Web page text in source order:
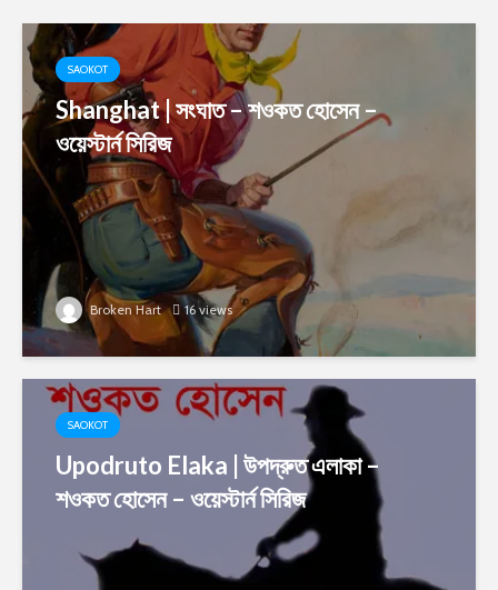
SAOKOT
Shanghat | সংঘাত – শওকত হোসেন –
ওয়েস্টার্ন সিরিজ
Broken Hart 16 views
SAOKOT
Upodruto Elaka | উপদ্রুত এলাকা –
শওকত হোসেন – ওয়েস্টার্ন সিরিজ